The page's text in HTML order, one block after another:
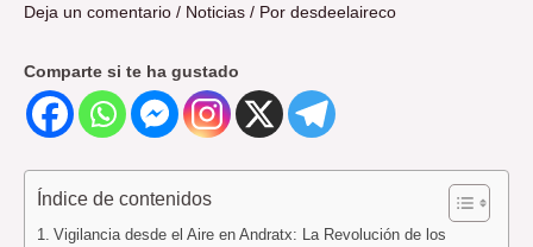
Deja un comentario / Noticias / Por desdeelaireco
Comparte si te ha gustado
Índice de contenidos
Vigilancia desde el Aire en Andratx: La Revolución de los